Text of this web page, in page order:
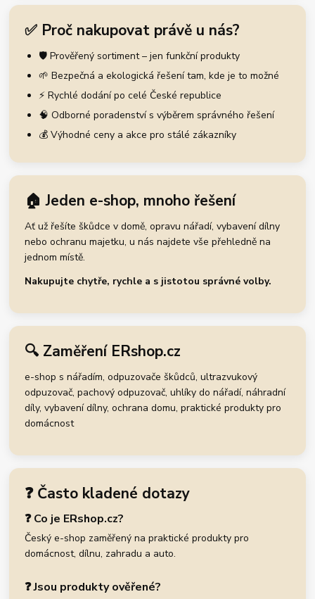
✅ Proč nakupovat právě u nás?
🛡️ Prověřený sortiment – jen funkční produkty
🌱 Bezpečná a ekologická řešení tam, kde je to možné
⚡ Rychlé dodání po celé České republice
🧠 Odborné poradenství s výběrem správného řešení
💰 Výhodné ceny a akce pro stálé zákazníky
🏠 Jeden e-shop, mnoho řešení
Ať už řešíte škůdce v domě, opravu nářadí, vybavení dílny
nebo ochranu majetku, u nás najdete vše přehledně na
jednom místě.
Nakupujte chytře, rychle a s jistotou správné volby.
🔍 Zaměření ERshop.cz
e-shop s nářadím, odpuzovače škůdců, ultrazvukový
odpuzovač, pachový odpuzovač, uhlíky do nářadí, náhradní
díly, vybavení dílny, ochrana domu, praktické produkty pro
domácnost
❓ Často kladené dotazy
❓ Co je ERshop.cz?
Český e-shop zaměřený na praktické produkty pro
domácnost, dílnu, zahradu a auto.
❓ Jsou produkty ověřené?